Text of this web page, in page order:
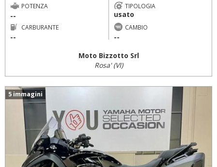
POTENZA
--
TIPOLOGIA
usato
CARBURANTE
--
CAMBIO
--
Moto Bizzotto Srl
Rosa' (VI)
5 immagini